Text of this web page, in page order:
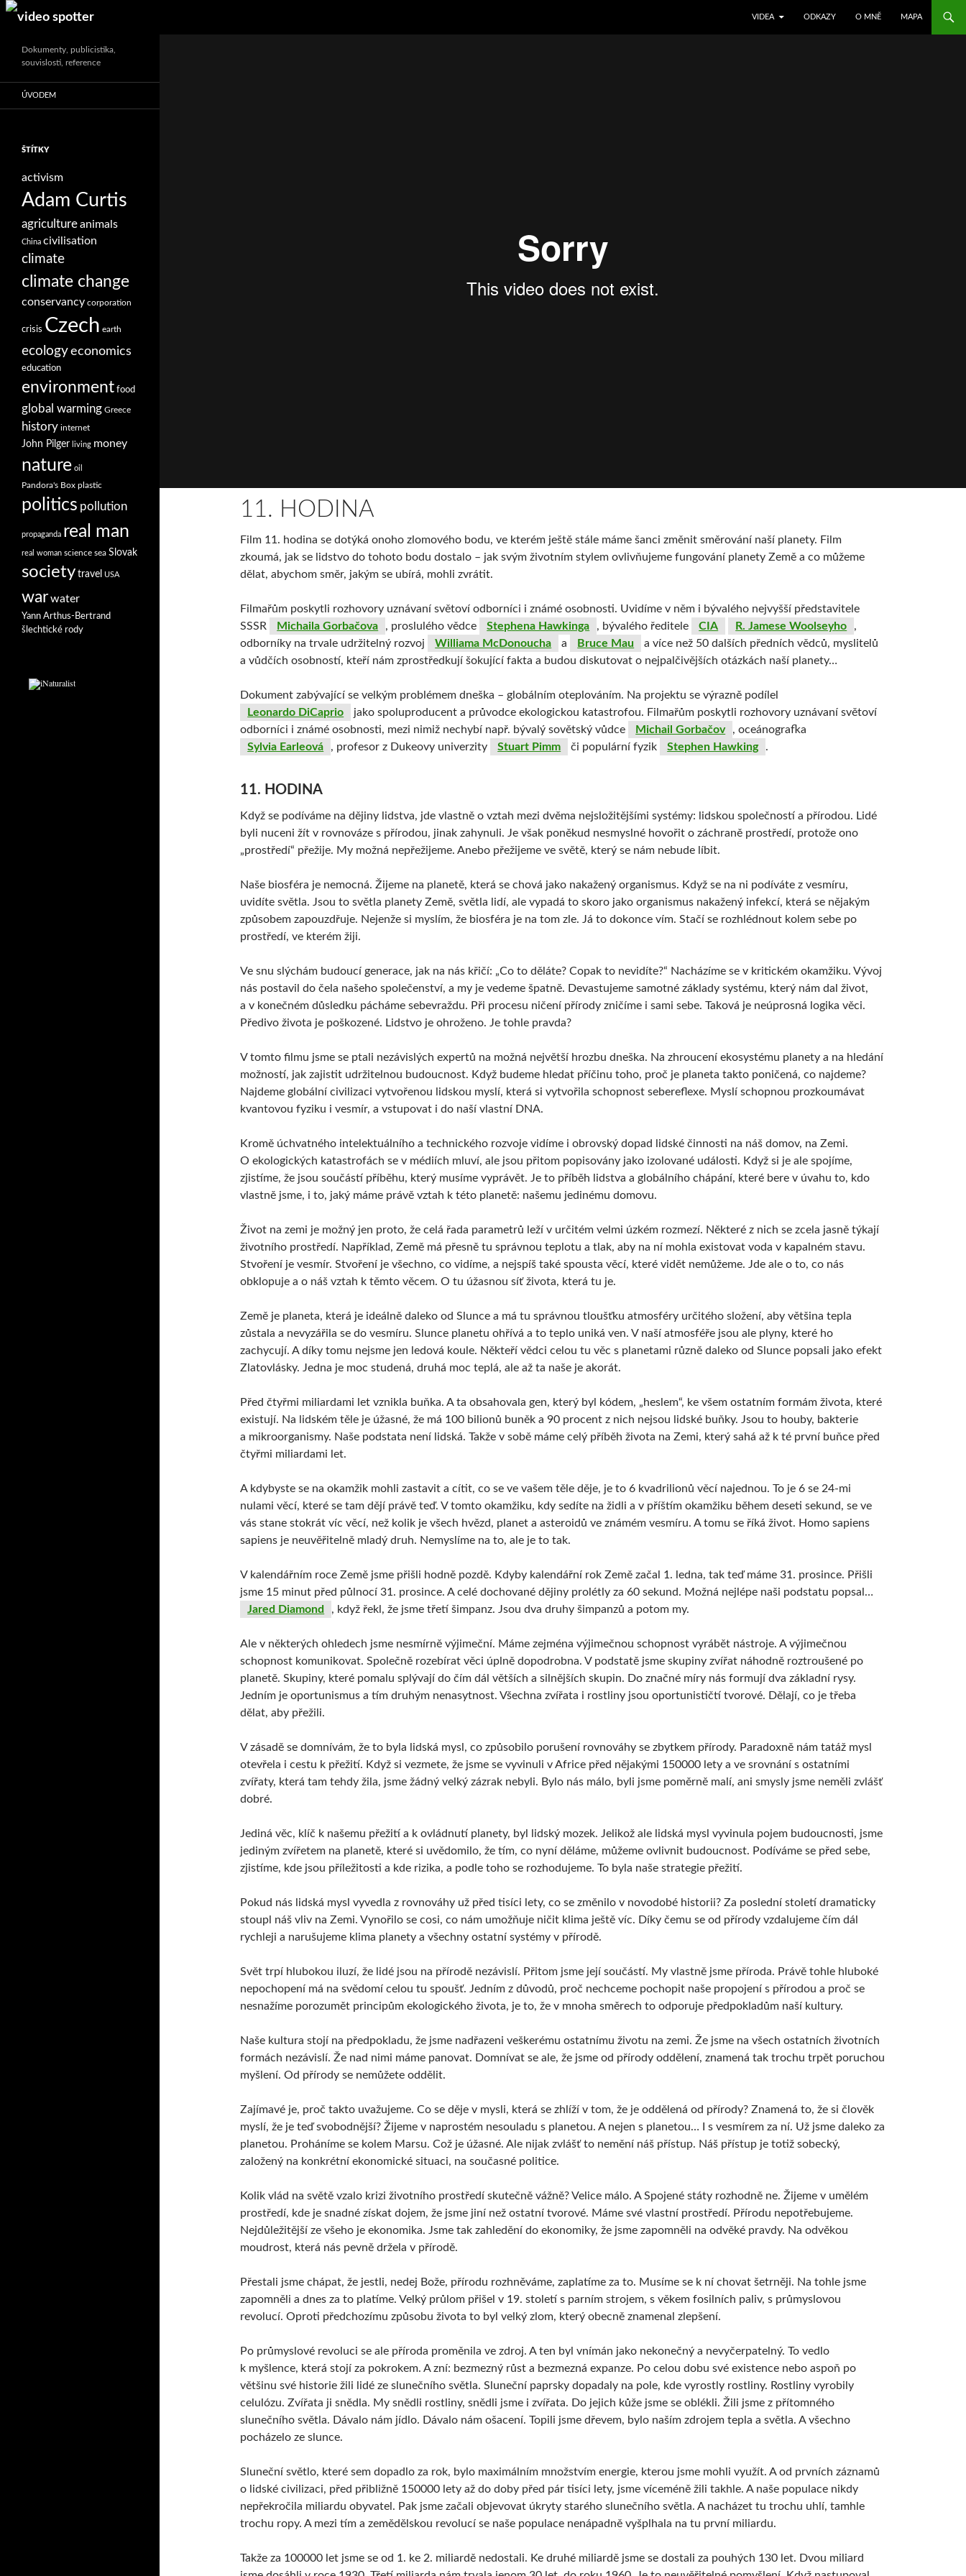
Search
VIDEA
ODKAZY O MNĚ MAPA
11. HODINA
Film 11. hodina se dotýká onoho zlomového bodu, ve kterém ještě stále máme šanci změnit směrování naší planety. Film
zkoumá, jak se lidstvo do tohoto bodu dostalo – jak svým životním stylem ovlivňujeme fungování planety Země a co můžeme
dělat, abychom směr, jakým se ubírá, mohli zvrátit.
Filmařům poskytli rozhovory uznávaní světoví odborníci i známé osobnosti. Uvidíme v něm i bývalého nejvyšší představitele
SSSR
Michaila Gorbačova , proslulého vědce Stephena Hawkinga , bývalého ředitele CIA R. Jamese Woolseyho
,
odborníky na trvale udržitelný rozvoj
Williama McDonoucha a Bruce Mau
a více než 50 dalších předních vědců, myslitelů
a vůdčích osobností, kteří nám zprostředkují šokující fakta a budou diskutovat o nejpalčivějších otázkách naší planety…
Dokument zabývající se velkým problémem dneška – globálním oteplováním. Na projektu se výrazně podílel
Leonardo DiCaprio
jako spoluproducent a průvodce ekologickou katastrofou. Filmařům poskytli rozhovory uznávaní světoví
odborníci i známé osobnosti, mezi nimiž nechybí např. bývalý sovětský vůdce
Michail Gorbačov
, oceánografka
Sylvia Earleová
, profesor z Dukeovy univerzity Stuart Pimm či populární fyzik Stephen Hawking .
11. HODINA
Když se podíváme na dějiny lidstva, jde vlastně o vztah mezi dvěma nejsložitějšími systémy: lidskou společností a přírodou. Lidé
byli nuceni žít v rovnováze s přírodou, jinak zahynuli. Je však poněkud nesmyslné hovořit o záchraně prostředí, protože ono
„prostředí“ přežije. My možná nepřežijeme. Anebo přežijeme ve světě, který se nám nebude líbit.
Naše biosféra je nemocná. Žijeme na planetě, která se chová jako nakažený organismus. Když se na ni podíváte z vesmíru,
uvidíte světla. Jsou to světla planety Země, světla lidí, ale vypadá to skoro jako organismus nakažený infekcí, která se nějakým
způsobem zapouzdřuje. Nejenže si myslím, že biosféra je na tom zle. Já to dokonce vím. Stačí se rozhlédnout kolem sebe po
prostředí, ve kterém žiji.
Ve snu slýchám budoucí generace, jak na nás křičí: „Co to děláte? Copak to nevidíte?“ Nacházíme se v kritickém okamžiku. Vývoj
nás postavil do čela našeho společenství, a my je vedeme špatně. Devastujeme samotné základy systému, který nám dal život,
a v konečném důsledku pácháme sebevraždu. Při procesu ničení přírody zničíme i sami sebe. Taková je neúprosná logika věci.
Předivo života je poškozené. Lidstvo je ohroženo. Je tohle pravda?
V tomto filmu jsme se ptali nezávislých expertů na možná největší hrozbu dneška. Na zhroucení ekosystému planety a na hledání
možností, jak zajistit udržitelnou budoucnost. Když budeme hledat příčinu toho, proč je planeta takto poničená, co najdeme?
Najdeme globální civilizaci vytvořenou lidskou myslí, která si vytvořila schopnost sebereflexe. Myslí schopnou prozkoumávat
kvantovou fyziku i vesmír, a vstupovat i do naší vlastní DNA.
Kromě úchvatného intelektuálního a technického rozvoje vidíme i obrovský dopad lidské činnosti na náš domov, na Zemi.
O ekologických katastrofách se v médiích mluví, ale jsou přitom popisovány jako izolované události. Když si je ale spojíme,
zjistíme, že jsou součástí příběhu, který musíme vyprávět. Je to příběh lidstva a globálního chápání, které bere v úvahu to, kdo
vlastně jsme, i to, jaký máme právě vztah k této planetě: našemu jedinému domovu.
Život na zemi je možný jen proto, že celá řada parametrů leží v určitém velmi úzkém rozmezí. Některé z nich se zcela jasně týkají
životního prostředí. Například, Země má přesně tu správnou teplotu a tlak, aby na ní mohla existovat voda v kapalném stavu.
Stvoření je vesmír. Stvoření je všechno, co vidíme, a nejspíš také spousta věcí, které vidět nemůžeme. Jde ale o to, co nás
obklopuje a o náš vztah k těmto věcem. O tu úžasnou síť života, která tu je.
Země je planeta, která je ideálně daleko od Slunce a má tu správnou tloušťku atmosféry určitého složení, aby většina tepla
zůstala a nevyzářila se do vesmíru. Slunce planetu ohřívá a to teplo uniká ven. V naší atmosféře jsou ale plyny, které ho
zachycují. A díky tomu nejsme jen ledová koule. Někteří vědci celou tu věc s planetami různě daleko od Slunce popsali jako efekt
Zlatovlásky. Jedna je moc studená, druhá moc teplá, ale až ta naše je akorát.
Před čtyřmi miliardami let vznikla buňka. A ta obsahovala gen, který byl kódem, „heslem“, ke všem ostatním formám života, které
existují. Na lidském těle je úžasné, že má 100 bilionů buněk a 90 procent z nich nejsou lidské buňky. Jsou to houby, bakterie
a mikroorganismy. Naše podstata není lidská. Takže v sobě máme celý příběh života na Zemi, který sahá až k té první buňce před
čtyřmi miliardami let.
A kdybyste se na okamžik mohli zastavit a cítit, co se ve vašem těle děje, je to 6 kvadrilionů věcí najednou. To je 6 se 24-mi
nulami věcí, které se tam dějí právě teď. V tomto okamžiku, kdy sedíte na židli a v příštím okamžiku během deseti sekund, se ve
vás stane stokrát víc věcí, než kolik je všech hvězd, planet a asteroidů ve známém vesmíru. A tomu se říká život. Homo sapiens
sapiens je neuvěřitelně mladý druh. Nemyslíme na to, ale je to tak.
V kalendářním roce Země jsme přišli hodně pozdě. Kdyby kalendářní rok Země začal 1. ledna, tak teď máme 31. prosince. Přišli
jsme 15 minut před půlnocí 31. prosince. A celé dochované dějiny prolétly za 60 sekund. Možná nejlépe naši podstatu popsal…
Jared Diamond
, když řekl, že jsme třetí šimpanz. Jsou dva druhy šimpanzů a potom my.
Ale v některých ohledech jsme nesmírně výjimeční. Máme zejména výjimečnou schopnost vyrábět nástroje. A výjimečnou
schopnost komunikovat. Společně rozebírat věci úplně dopodrobna. V podstatě jsme skupiny zvířat náhodně roztroušené po
planetě. Skupiny, které pomalu splývají do čím dál větších a silnějších skupin. Do značné míry nás formují dva základní rysy.
Jedním je oportunismus a tím druhým nenasytnost. Všechna zvířata i rostliny jsou oportunističtí tvorové. Dělají, co je třeba
dělat, aby přežili.
V zásadě se domnívám, že to byla lidská mysl, co způsobilo porušení rovnováhy se zbytkem přírody. Paradoxně nám tatáž mysl
otevřela i cestu k přežití. Když si vezmete, že jsme se vyvinuli v Africe před nějakými 150000 lety a ve srovnání s ostatními
zvířaty, která tam tehdy žila, jsme žádný velký zázrak nebyli. Bylo nás málo, byli jsme poměrně malí, ani smysly jsme neměli zvlášť
dobré.
Jediná věc, klíč k našemu přežití a k ovládnutí planety, byl lidský mozek. Jelikož ale lidská mysl vyvinula pojem budoucnosti, jsme
jediným zvířetem na planetě, které si uvědomilo, že tím, co nyní děláme, můžeme ovlivnit budoucnost. Podíváme se před sebe,
zjistíme, kde jsou příležitosti a kde rizika, a podle toho se rozhodujeme. To byla naše strategie přežití.
Pokud nás lidská mysl vyvedla z rovnováhy už před tisíci lety, co se změnilo v novodobé historii? Za poslední století dramaticky
stoupl náš vliv na Zemi. Vynořilo se cosi, co nám umožňuje ničit klima ještě víc. Díky čemu se od přírody vzdalujeme čím dál
rychleji a narušujeme klima planety a všechny ostatní systémy v přírodě.
Svět trpí hlubokou iluzí, že lidé jsou na přírodě nezávislí. Přitom jsme její součástí. My vlastně jsme příroda. Právě tohle hluboké
nepochopení má na svědomí celou tu spoušť. Jedním z důvodů, proč nechceme pochopit naše propojení s přírodou a proč se
nesnažíme porozumět principům ekologického života, je to, že v mnoha směrech to odporuje předpokladům naší kultury.
Naše kultura stojí na předpokladu, že jsme nadřazeni veškerému ostatnímu životu na zemi. Že jsme na všech ostatních životních
formách nezávislí. Že nad nimi máme panovat. Domnívat se ale, že jsme od přírody oddělení, znamená tak trochu trpět poruchou
myšlení. Od přírody se nemůžete oddělit.
Zajímavé je, proč takto uvažujeme. Co se děje v mysli, která se zhlíží v tom, že je oddělená od přírody? Znamená to, že si člověk
myslí, že je teď svobodnější? Žijeme v naprostém nesouladu s planetou. A nejen s planetou… I s vesmírem za ní. Už jsme daleko za
planetou. Proháníme se kolem Marsu. Což je úžasné. Ale nijak zvlášť to nemění náš přístup. Náš přístup je totiž sobecký,
založený na konkrétní ekonomické situaci, na současné politice.
Kolik vlád na světě vzalo krizi životního prostředí skutečně vážně? Velice málo. A Spojené státy rozhodně ne. Žijeme v umělém
prostředí, kde je snadné získat dojem, že jsme jiní než ostatní tvorové. Máme své vlastní prostředí. Přírodu nepotřebujeme.
Nejdůležitější ze všeho je ekonomika. Jsme tak zahledění do ekonomiky, že jsme zapomněli na odvěké pravdy. Na odvěkou
moudrost, která nás pevně držela v přírodě.
Přestali jsme chápat, že jestli, nedej Bože, přírodu rozhněváme, zaplatíme za to. Musíme se k ní chovat šetrněji. Na tohle jsme
zapomněli a dnes za to platíme. Velký průlom přišel v 19. století s parním strojem, s věkem fosilních paliv, s průmyslovou
revolucí. Oproti předchozímu způsobu života to byl velký zlom, který obecně znamenal zlepšení.
Po průmyslové revoluci se ale příroda proměnila ve zdroj. A ten byl vnímán jako nekonečný a nevyčerpatelný. To vedlo
k myšlence, která stojí za pokrokem. A zní: bezmezný růst a bezmezná expanze. Po celou dobu své existence nebo aspoň po
většinu své historie žili lidé ze slunečního světla. Sluneční paprsky dopadaly na pole, kde vyrostly rostliny. Rostliny vyrobily
celulózu. Zvířata ji snědla. My snědli rostliny, snědli jsme i zvířata. Do jejich kůže jsme se oblékli. Žili jsme z přítomného
slunečního světla. Dávalo nám jídlo. Dávalo nám ošacení. Topili jsme dřevem, bylo naším zdrojem tepla a světla. A všechno
pocházelo ze slunce.
Sluneční světlo, které sem dopadlo za rok, bylo maximálním množstvím energie, kterou jsme mohli využít. A od prvních záznamů
o lidské civilizaci, před přibližně 150000 lety až do doby před pár tisíci lety, jsme víceméně žili takhle. A naše populace nikdy
nepřekročila miliardu obyvatel. Pak jsme začali objevovat úkryty starého slunečního světla. A nacházet tu trochu uhlí, tamhle
trochu ropy. A mezi tím a zemědělskou revolucí se naše populace nenápadně vyšplhala na tu první miliardu.
Takže za 100000 let jsme se od 1. ke 2. miliardě nedostali. Ke druhé miliardě jsme se dostali za pouhých 130 let. Dvou miliard
Dokumenty, publicistika,
souvislosti, reference
ÚVODEM
ŠTÍTKY
activism
Adam Curtis
agricultureanimals
China civilisation
climate
climate change
conservancy corporation
crisis Czech earth
ecologyeconomics
education
environment food
global warming Greece
history internet
John Pilger living money
nature oil
Pandora's Box plastic
politics pollution
propaganda real man
real woman science sea Slovak
society travel USA
warwater
Yann Arthus-Bertrand
šlechtické rody